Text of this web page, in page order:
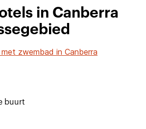
in Canberra
zwembad in Canberra
buurt